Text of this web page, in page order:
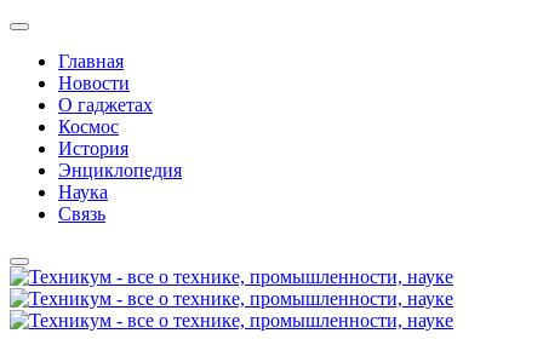
Главная
Новости
О гаджетах
Космос
История
Энциклопедия
Наука
Связь